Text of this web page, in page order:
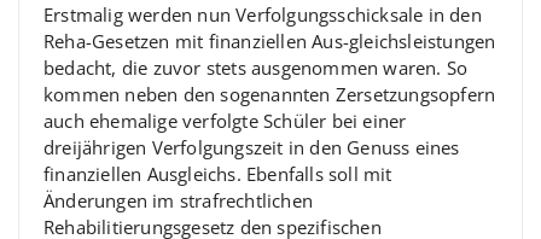
Erstmalig werden nun Verfolgungsschicksale in den
Reha-Gesetzen mit finanziellen Aus-gleichsleistungen
bedacht, die zuvor stets ausgenommen waren. So
kommen neben den sogenannten Zersetzungsopfern
auch ehemalige verfolgte Schüler bei einer
dreijährigen Verfolgungszeit in den Genuss eines
finanziellen Ausgleichs. Ebenfalls soll mit
Änderungen im strafrechtlichen
Rehabilitierungsgesetz den spezifischen